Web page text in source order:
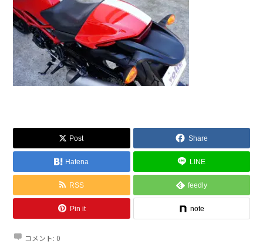
Post Share
Hatena LINE
RSS feedly
Pin it note
コメント: 0